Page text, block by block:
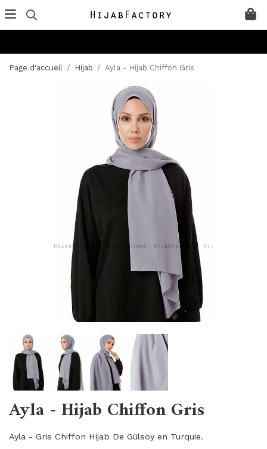
Page d'accueil / Hijab / Ayla - Hijab Chiffon Gris
Ayla - Hijab Chiffon Gris
Ayla - Gris Chiffon Hijab De Gülsoy en Turquie.